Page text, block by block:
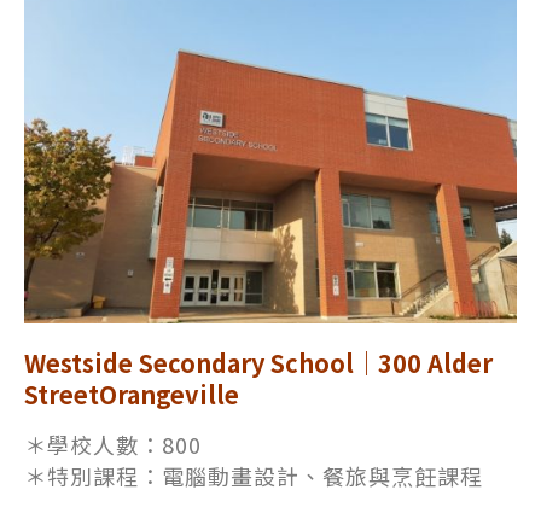
Westside Secondary School｜300 Alder
StreetOrangeville
＊學校人數：800
＊特別課程：電腦動畫設計、餐旅與烹飪課程